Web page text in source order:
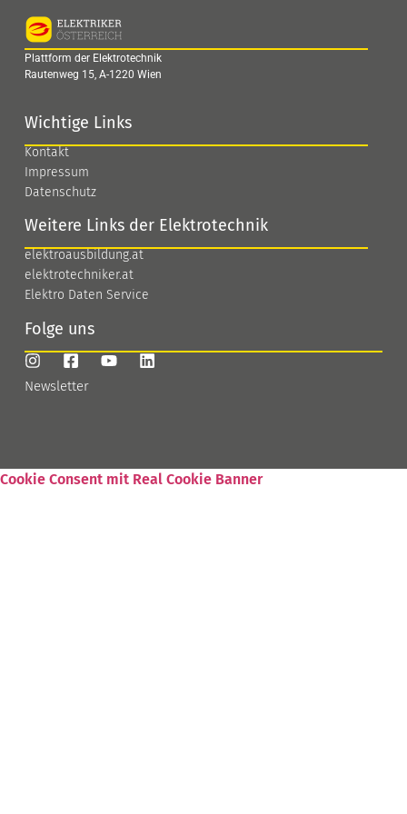
Plattform der Elektrotechnik
Rautenweg 15, A-1220 Wien
Wichtige Links
Kontakt
Impressum
Datenschutz
Weitere Links der Elektrotechnik
elektroausbildung.at
elektrotechniker.at
Elektro Daten Service
Folge uns
Newsletter
Cookie Consent mit Real Cookie Banner